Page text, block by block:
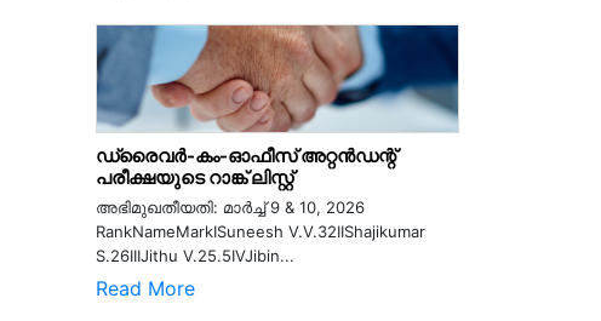
ഡ്രൈവർ-കം-ഓഫീസ് അറ്റൻഡന്റ്
പരീക്ഷയുടെ റാങ്ക് ലിസ്റ്റ്
അഭിമുഖതീയതി: മാർച്ച് 9 & 10, 2026
RankNameMarkISuneesh V.V.32IIShajikumar
S.26IIIJithu V.25.5IVJibin...
Read More